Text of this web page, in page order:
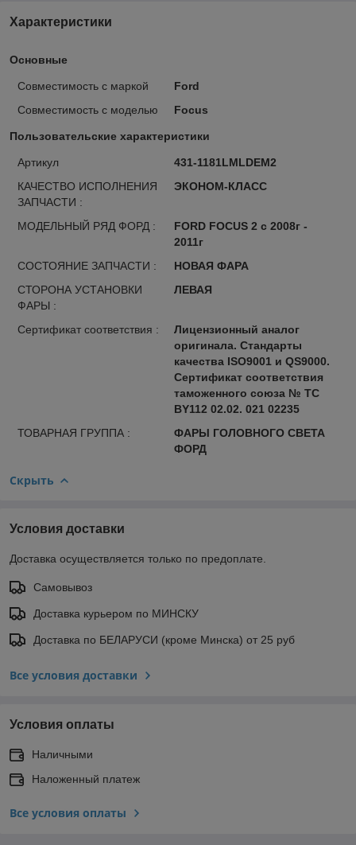
Характеристики
Основные
Совместимость с маркой
Ford
Совместимость с моделью
Focus
Пользовательские характеристики
Артикул
431-1181LMLDEM2
КАЧЕСТВО ИСПОЛНЕНИЯ
ЗАПЧАСТИ :
ЭКОНОМ-КЛАСС
МОДЕЛЬНЫЙ РЯД ФОРД :
FORD FOCUS 2 с 2008г -
2011г
СОСТОЯНИЕ ЗАПЧАСТИ :
НОВАЯ ФАРА
СТОРОНА УСТАНОВКИ
ФАРЫ :
ЛЕВАЯ
Сертификат соответствия :
Лицензионный аналог
оригинала. Стандарты
качества ISO9001 и QS9000.
Сертификат соответствия
таможенного союза № ТС
BY112 02.02. 021 02235
ТОВАРНАЯ ГРУППА :
ФАРЫ ГОЛОВНОГО СВЕТА
ФОРД
Скрыть
Условия доставки
Доставка осуществляется только по предоплате.
Самовывоз
Доставка курьером по МИНСКУ
Доставка по БЕЛАРУСИ (кроме Минска) от 25 руб
Все условия доставки
Условия оплаты
Наличными
Наложенный платеж
Все условия оплаты